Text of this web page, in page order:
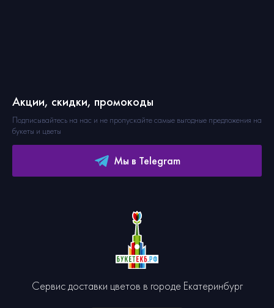
Сервис доставки цветов в городе Екатеринбург
Акции, скидки, промокоды
Подписывайтесь на нас и не пропускайте самые выгодные предложения на
букеты и цветы
Мы в Telegram